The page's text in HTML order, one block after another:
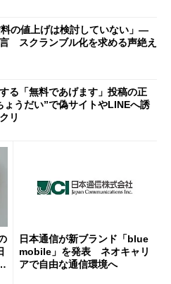
料の値上げは検討していない」―
スクランブル化を求める声絶え
る「無料であげます」投稿の正
うだい”で偽サイトやLINEへ誘
リ
日本通信が新ブランド「blue
mobile」を発表 ネオキャリ
アで自由な通信環境へ